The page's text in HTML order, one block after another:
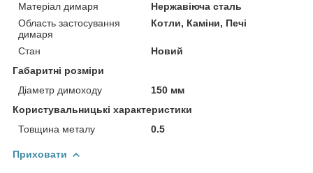
Матеріал димаря
Нержавіюча сталь
Область застосування
димаря
Котли, Каміни, Печі
Стан
Новий
Габаритні розміри
Діаметр димоходу
150 мм
Користувальницькі характеристики
Товщина металу
0.5
Приховати